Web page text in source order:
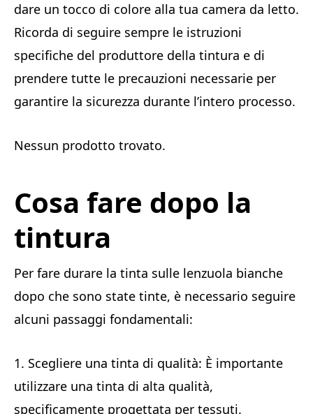
dare un tocco di colore alla tua camera da letto.
Ricorda di seguire sempre le istruzioni
specifiche del produttore della tintura e di
prendere tutte le precauzioni necessarie per
garantire la sicurezza durante l’intero processo.
Nessun prodotto trovato.
Cosa fare dopo la
tintura
Per fare durare la tinta sulle lenzuola bianche
dopo che sono state tinte, è necessario seguire
alcuni passaggi fondamentali:
1. Scegliere una tinta di qualità: È importante
utilizzare una tinta di alta qualità,
specificamente progettata per tessuti.